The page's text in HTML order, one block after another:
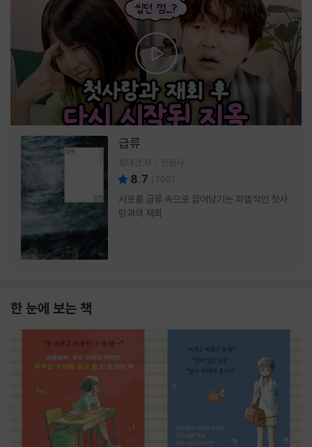
급류
정대건 저 민음사
8.7 (700)
서로를 급류 속으로 끌어당기는 파멸적인 첫사
랑과의 재회
한 눈에 보는 책